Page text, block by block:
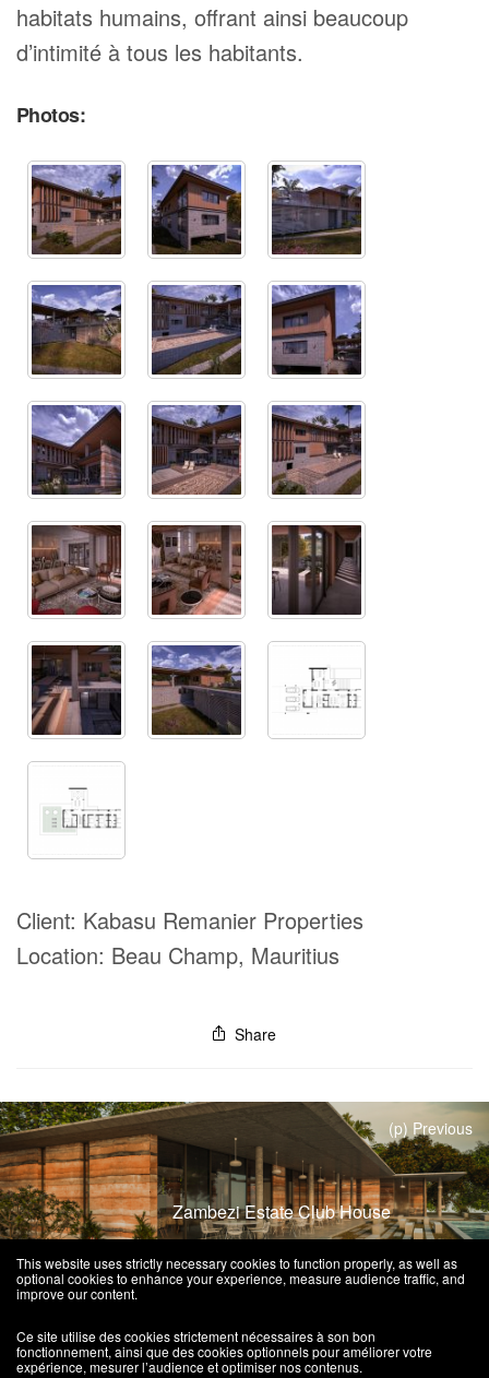
habitats humains, offrant ainsi beaucoup
d’intimité à tous les habitants.
Photos:
Client: Kabasu Remanier Properties
Location: Beau Champ, Mauritius
Share
(p) Previous
Zambezi Estate Club House
This website uses strictly necessary cookies to function properly, as well as
optional cookies to enhance your experience, measure audience traffic, and
improve our content.
Ce site utilise des cookies strictement nécessaires à son bon
fonctionnement, ainsi que des cookies optionnels pour améliorer votre
expérience, mesurer l’audience et optimiser nos contenus.